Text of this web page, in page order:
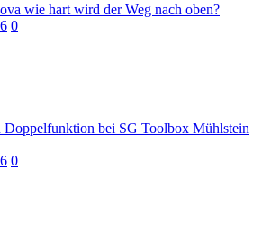
wie hart wird der Weg nach oben?
0
bei SG Toolbox Mühlstein
0